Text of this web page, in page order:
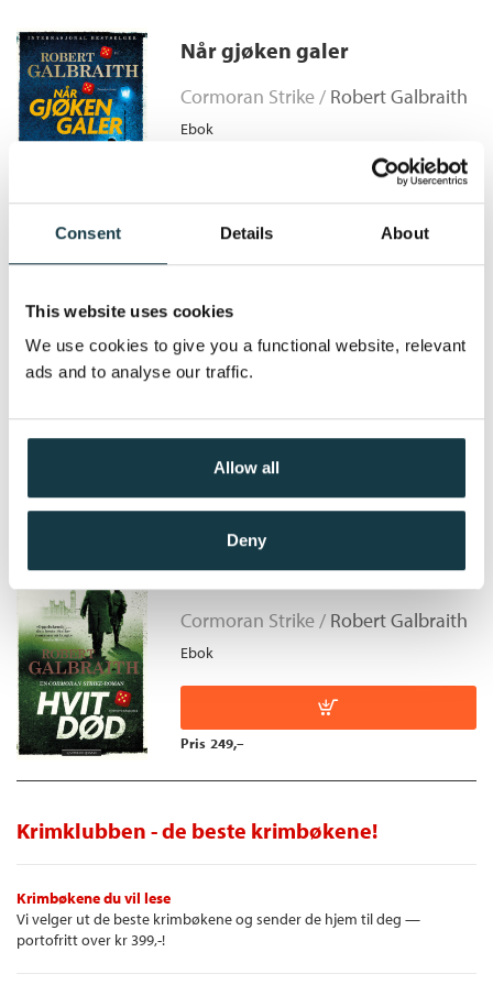
Consent Details About
This website uses cookies
We use cookies to give you a functional website, relevant
ads and to analyse our traffic.
Allow all
Deny
Filformat:
EPUB
Originaltittel:
Serie:
Serienummer:
avdekker snart skremmende hemmeligheter om sekten – og
innser at de står overfor en trussel langt farligere enn de først
trodde.
Den jagende graven
Bokmål
Når gjøken galer
Cormoran Strike / Robert Galbraith
Ebok
Ondskapens kall
Cormoran Strike / Robert Galbraith
Hvit død
Cormoran Strike / Robert Galbraith
Ebok
Pris 249,–
Krimklubben - de beste krimbøkene!
Krimbøkene du vil lese
Vi velger ut de beste krimbøkene og sender de hjem til deg —
portofritt over kr 399,-!